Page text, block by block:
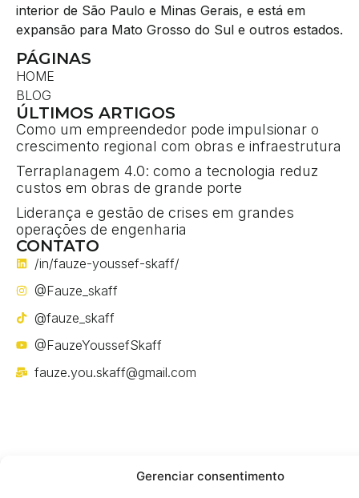
Gerenciar consentimento
interior de São Paulo e Minas Gerais, e está em
expansão para Mato Grosso do Sul e outros estados.
PÁGINAS
HOME
BLOG
ÚLTIMOS ARTIGOS
Como um empreendedor pode impulsionar o
crescimento regional com obras e infraestrutura
Terraplanagem 4.0: como a tecnologia reduz
custos em obras de grande porte
Liderança e gestão de crises em grandes
operações de engenharia
CONTATO
/in/fauze-youssef-skaff/
@Fauze_skaff
@fauze_skaff
@FauzeYoussefSkaff
fauze.you.skaff@gmail.com
Política de privacidade